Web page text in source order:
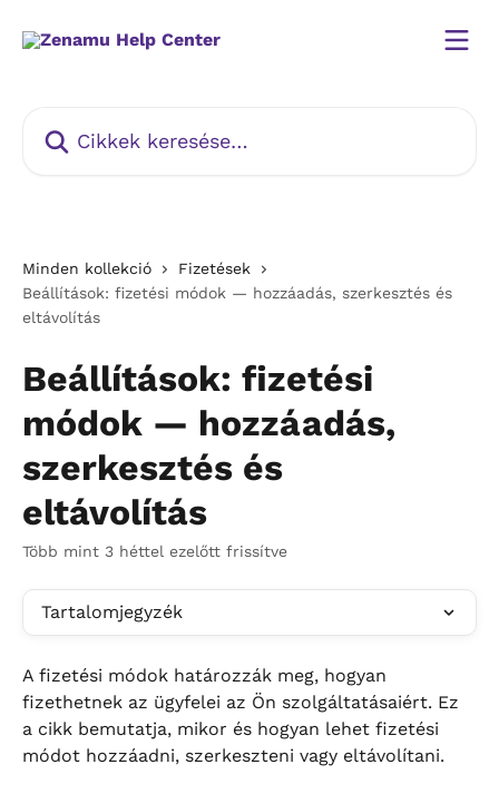
Minden kollekció
Fizetések
Beállítások: fizetési módok — hozzáadás, szerkesztés és
eltávolítás
Beállítások: fizetési
módok — hozzáadás,
szerkesztés és
eltávolítás
Több mint 3 héttel ezelőtt frissítve
Tartalomjegyzék
A fizetési módok határozzák meg, hogyan
fizethetnek az ügyfelei az Ön szolgáltatásaiért. Ez
a cikk bemutatja, mikor és hogyan lehet fizetési
módot hozzáadni, szerkeszteni vagy eltávolítani.